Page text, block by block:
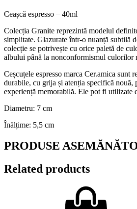
Ceașcă espresso – 40ml
Colecția Granite reprezintă modelul
simplitate. Glazurate într-o nuanță subtilă
colecție se potrivește cu orice paletă de
albului până la nonconformismul culorilor
Ceșcuțele espresso marca Cer.amica sunt
durabile, cu grija și atenția specifică nouă,
experiență memorabilă. Ele pot fi utilizate
Diametru: 7 cm
Înălțime: 5,5 cm
PRODUSE
Related products